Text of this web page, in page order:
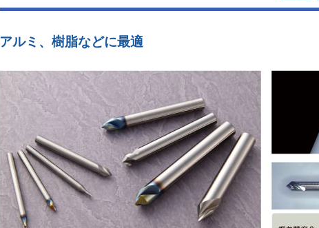
アルミ、樹脂などに最適